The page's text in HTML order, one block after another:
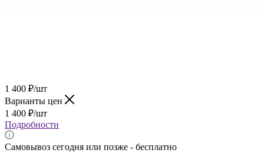
1 400 ₽/шт
Варианты цен
1 400 ₽/шт
Подробности
Самовывоз сегодня или позже - бесплатно